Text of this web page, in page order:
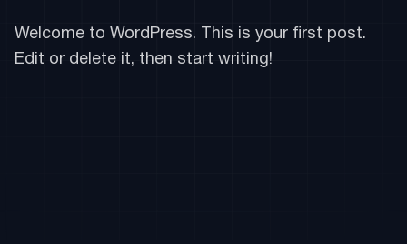
Welcome to WordPress. This is your first post.
Edit or delete it, then start writing!